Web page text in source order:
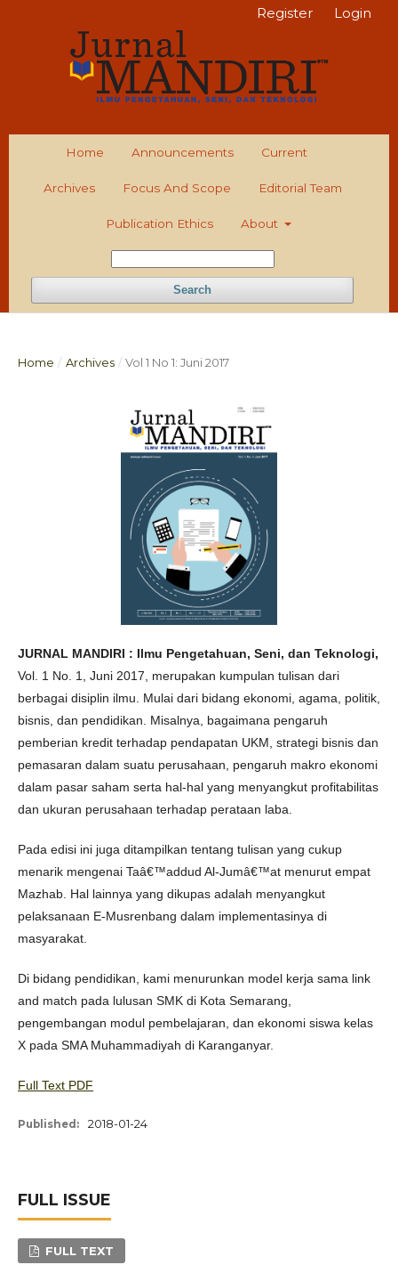
Home Announcements Current
Archives Focus And Scope Editorial Team
Publication Ethics About
Search
Register Login
Home / Archives / Vol 1 No 1: Juni 2017
JURNAL MANDIRI : Ilmu Pengetahuan, Seni, dan Teknologi,
Vol. 1 No. 1, Juni 2017, merupakan kumpulan tulisan dari
berbagai disiplin ilmu. Mulai dari bidang ekonomi, agama, politik,
bisnis, dan pendidikan. Misalnya, bagaimana pengaruh
pemberian kredit terhadap pendapatan UKM, strategi bisnis dan
pemasaran dalam suatu perusahaan, pengaruh makro ekonomi
dalam pasar saham serta hal-hal yang menyangkut profitabilitas
dan ukuran perusahaan terhadap perataan laba.
Pada edisi ini juga ditampilkan tentang tulisan yang cukup
menarik mengenai Taâ€™addud Al-Jumâ€™at menurut empat
Mazhab. Hal lainnya yang dikupas adalah menyangkut
pelaksanaan E-Musrenbang dalam implementasinya di
masyarakat.
Di bidang pendidikan, kami menurunkan model kerja sama link
and match pada lulusan SMK di Kota Semarang,
pengembangan modul pembelajaran, dan ekonomi siswa kelas
X pada SMA Muhammadiyah di Karanganyar.
Full Text PDF
Published: 2018-01-24
FULL ISSUE
FULL TEXT